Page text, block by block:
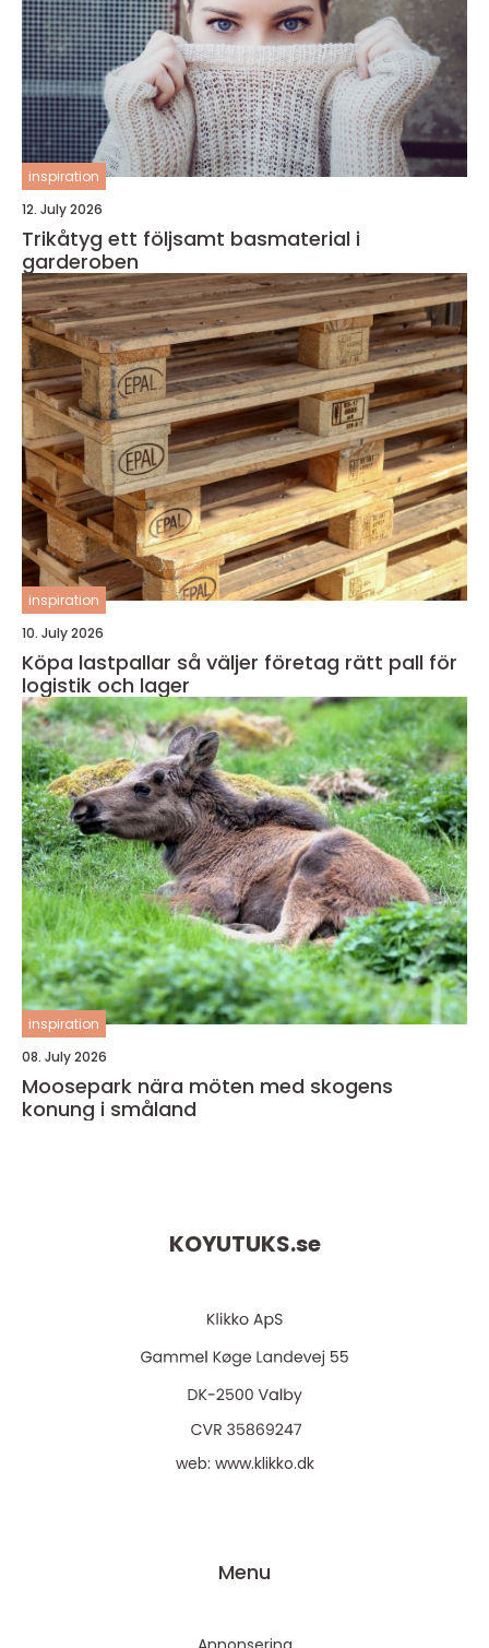
inspiration
12. July 2026
Trikåtyg ett följsamt basmaterial i
garderoben
inspiration
10. July 2026
Köpa lastpallar så väljer företag rätt pall för
logistik och lager
inspiration
08. July 2026
Moosepark nära möten med skogens
konung i småland
KOYUTUKS.se
web: www.klikko.dk
Menu